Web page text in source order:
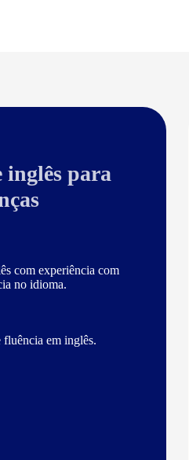
inglês para
com experiência com
no idioma.
em inglês.